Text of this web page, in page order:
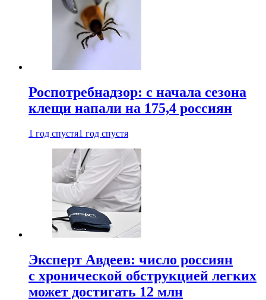
Роспотребнадзор: с начала сезона
клещи напали на 175,4 россиян
1 год спустя1 год спустя
Эксперт Авдеев: число россиян
с хронической обструкцией легких
может достигать 12 млн